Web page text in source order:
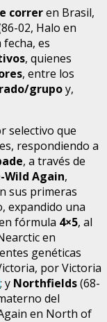
correren Brasil,
02, Halo en
es
, quienes
, entre los
grupoy,
selectivo que
respondiendo a
, a través de
Wild Again,
sus primeras
expandido una
fórmula 4×5, al
en
genéticas
por Victoria
; y Northfields(68-
del
en North of